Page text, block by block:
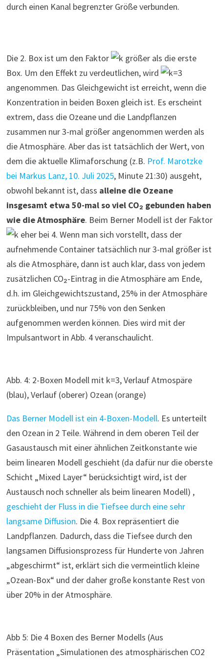
durch einen Kanal begrenzter Größe verbunden.
Die 2. Box ist um den Faktor
größer als die erste
Box. Um den Effekt zu verdeutlichen, wird
angenommen. Das Gleichgewicht ist erreicht, wenn die
Konzentration in beiden Boxen gleich ist. Es erscheint
extrem, dass die Ozeane und die Landpflanzen
zusammen nur 3-mal größer angenommen werden als
die Atmosphäre. Aber das ist tatsächlich der Wert, von
dem die aktuelle Klimaforschung (z.B. Prof. Marotzke
bei Markus Lanz, 10. Juli 2025, Minute 21:30) ausgeht,
obwohl bekannt ist, dass alleine die Ozeane
insgesamt etwa 50-mal so viel CO₂ gebunden haben
wie die Atmosphäre. Beim Berner Modell ist der Faktor
eher bei 4. Wenn man sich vorstellt, dass der
aufnehmende Container tatsächlich nur 3-mal größer ist
als die Atmosphäre, dann ist auch klar, dass von jedem
zusätzlichen CO₂-Eintrag in die Atmosphäre am Ende,
d.h. im Gleichgewichtszustand, 25% in der Atmosphäre
zurückbleiben, und nur 75% von den Senken
aufgenommen werden können. Dies wird mit der
Impulsantwort in Abb. 4 veranschaulicht.
Abb. 4: 2-Boxen Modell mit k=3, Verlauf Atmospäre
(blau), Verlauf (oberer) Ozean (orange)
Das Berner Modell ist ein 4-Boxen-Modell. Es unterteilt
den Ozean in 2 Teile. Während in dem oberen Teil der
Gasaustausch mit einer ähnlichen Zeitkonstante wie
beim linearen Modell geschieht (da dafür nur die oberste
Schicht „Mixed Layer“ berücksichtigt wird, ist der
Austausch noch schneller als beim linearen Modell) ,
geschieht der Fluss in die Tiefsee durch eine sehr
langsame Diffusion. Die 4. Box repräsentiert die
Landpflanzen. Dadurch, dass die Tiefsee durch den
langsamen Diffusionsprozess für Hunderte von Jahren
„abgeschirmt“ ist, erklärt sich die vermeintlich kleine
„Ozean-Box“ und der daher große konstante Rest von
über 20% in der Atmosphäre.
Abb 5: Die 4 Boxen des Berner Modells (Aus
Präsentation „Simulationen des atmosphärischen CO2